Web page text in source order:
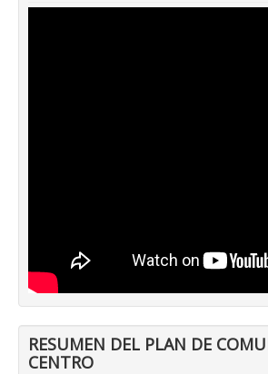
RESUMEN DEL PLAN DE
CENTRO